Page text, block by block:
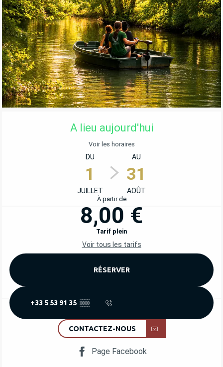
OUVERTURE ET COORDONNÉES
A lieu aujourd'hui
Voir les horaires
DU
1
JUILLET
AU
31
AOÛT
À partir de
8,00 €
Tarif plein
Voir tous les tarifs
RÉSERVER
+33 5 53 91 35 ▒▒
CONTACTEZ-NOUS
Page Facebook